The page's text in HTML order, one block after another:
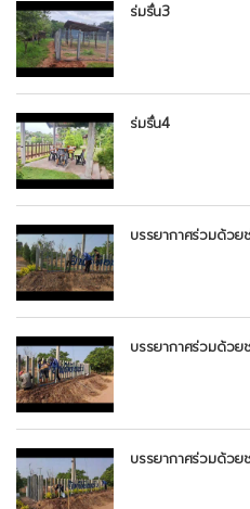
ร่มรื่น3
ร่มรื่น4
บรรยากาศร่วมด้วย
บรรยากาศร่วมด้ว
บรรยากาศร่วมด้ว